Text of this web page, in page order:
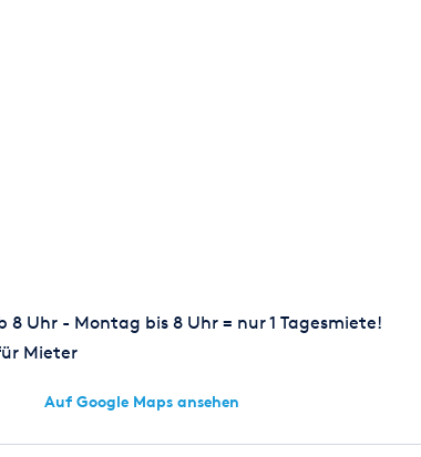
8 Uhr - Montag bis 8 Uhr = nur 1 Tagesmiete!
Mieter
Auf Google Maps ansehen